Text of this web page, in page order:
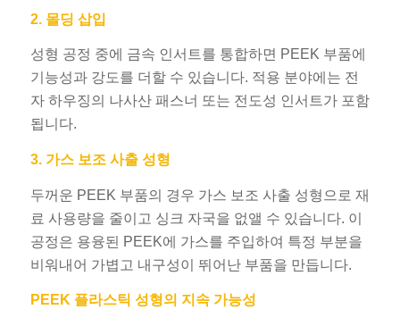
2. 몰딩 삽입
성형 공정 중에 금속 인서트를 통합하면 PEEK 부품에
기능성과 강도를 더할 수 있습니다. 적용 분야에는 전
자 하우징의 나사산 패스너 또는 전도성 인서트가 포함
됩니다.
3. 가스 보조 사출 성형
두꺼운 PEEK 부품의 경우 가스 보조 사출 성형으로 재
료 사용량을 줄이고 싱크 자국을 없앨 수 있습니다. 이
공정은 용융된 PEEK에 가스를 주입하여 특정 부분을
비워내어 가볍고 내구성이 뛰어난 부품을 만듭니다.
PEEK 플라스틱 성형의 지속 가능성